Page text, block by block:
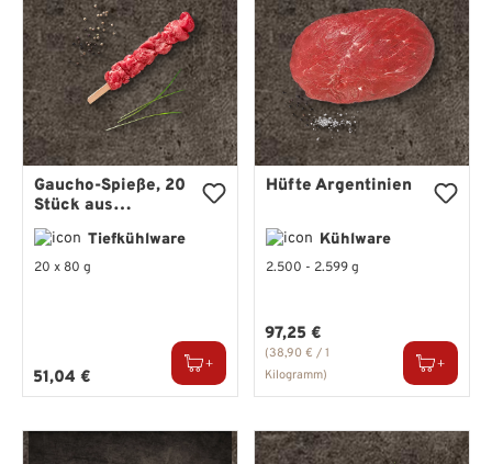
Gaucho-Spieße, 20
Stück aus
Südamerika -
BLOCK HOUSE
Onlineshop
Tiefkühlware
20 x 80 g
Regulärer Preis:
51,04 €
Hüfte Argentinien
Kühlware
2.500 - 2.599 g
Regulärer Preis:
97,25 €
(38,90 € / 1
Kilogramm)